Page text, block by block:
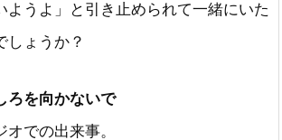
ようよ」と引き止められて一緒にいた
しょうか？
を向かないで
での出来事。